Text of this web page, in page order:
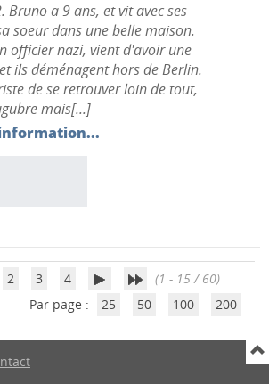
Bruno a 9 ans, et vit avec ses
soeur dans une belle maison.
officier nazi, vient d'avoir une
ils déménagent hors de Berlin.
de se retrouver loin de tout,
mais[...]
2 3 4
(1 - 15 / 60)
Par page :
25 50 100 200